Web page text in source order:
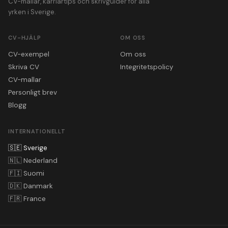
yrken i Sverige.
CV-HJÄLP
CV-exempel
Skriva CV
CV-mallar
Personligt brev
Blogg
OM OSS
Om oss
Integritetspolicy
INTERNATIONELLT
🇸🇪 Sverige
🇳🇱 Nederland
🇫🇮 Suomi
🇩🇰 Danmark
🇫🇷 France